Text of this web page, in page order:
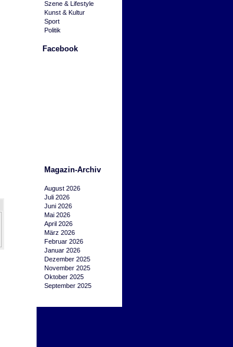
Szene & Lifestyle
Kunst & Kultur
Sport
Politik
Facebook
Magazin-Archiv
August 2026
Juli 2026
Juni 2026
Mai 2026
April 2026
März 2026
Februar 2026
Januar 2026
Dezember 2025
November 2025
Oktober 2025
September 2025